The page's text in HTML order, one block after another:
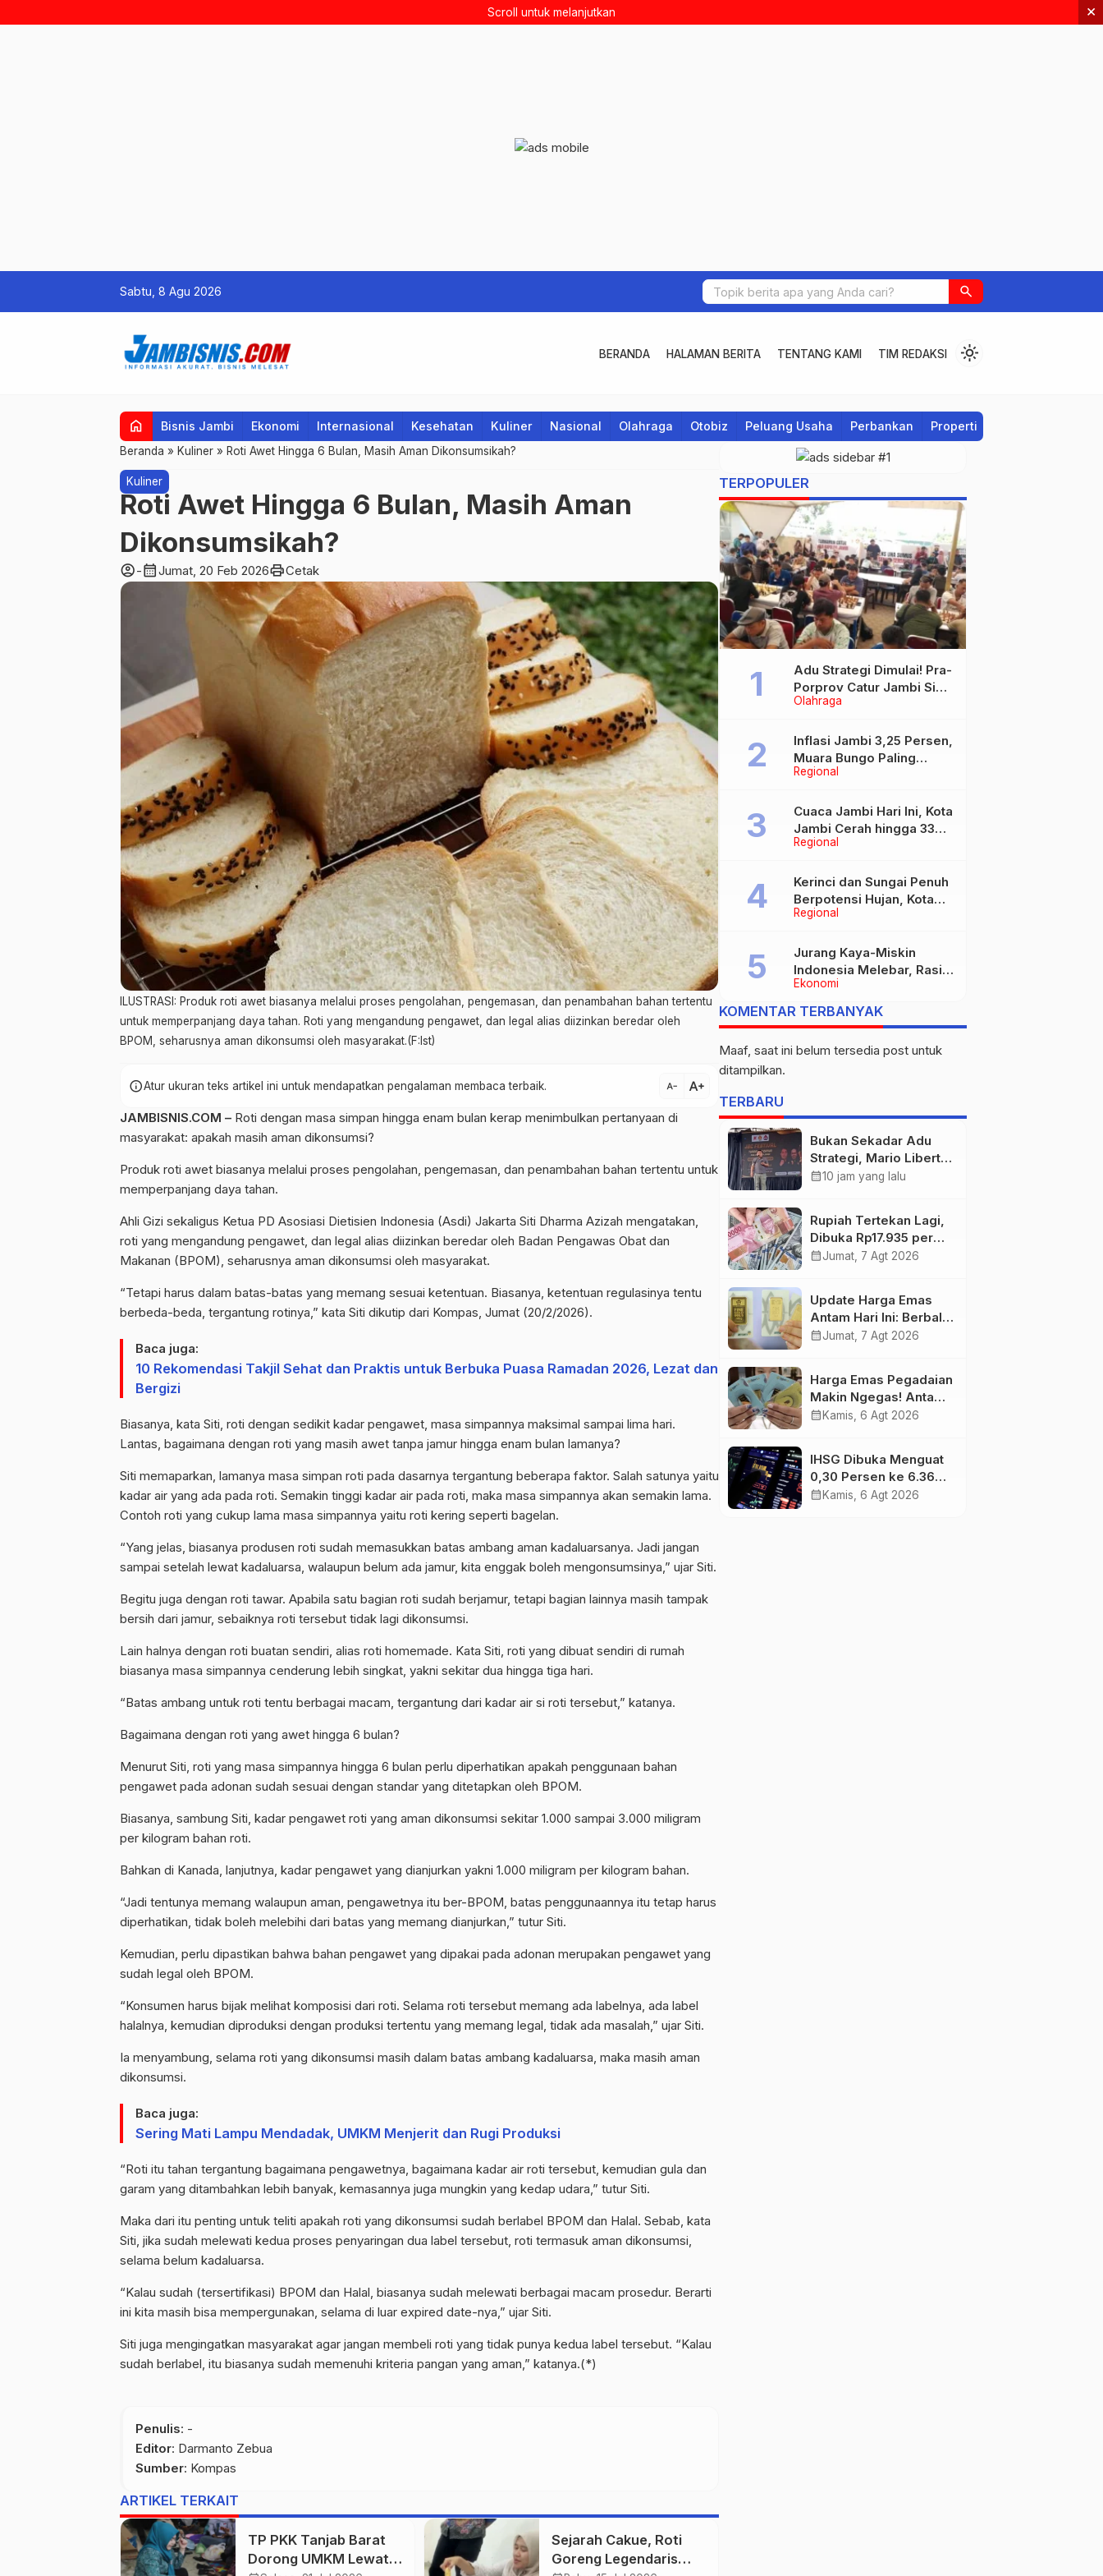
Scroll untuk melanjutkan ×
Sabtu, 8 Agu 2026 search
BERANDA HALAMAN BERITA TENTANG KAMI TIM REDAKSI light_mode
home Bisnis Jambi Ekonomi Internasional Kesehatan Kuliner Nasional Olahraga Otobiz Peluang Usaha Perbankan Properti
Beranda » Kuliner » Roti Awet Hingga 6 Bulan, Masih Aman Dikonsumsikah?
Kuliner
Roti Awet Hingga 6 Bulan, Masih Aman
Dikonsumsikah?
account_circle-calendar_monthJumat, 20 Feb 2026printCetak
ILUSTRASI: Produk roti awet biasanya melalui proses pengolahan, pengemasan, dan penambahan bahan tertentu
untuk memperpanjang daya tahan. Roti yang mengandung pengawet, dan legal alias diizinkan beredar oleh
BPOM, seharusnya aman dikonsumsi oleh masyarakat.(F:Ist)
infoAtur ukuran teks artikel ini untuk mendapatkan pengalaman membaca terbaik. text_decrease text_increase
JAMBISNIS.COM – Roti dengan masa simpan hingga enam bulan kerap menimbulkan pertanyaan di
masyarakat: apakah masih aman dikonsumsi?
Produk roti awet biasanya melalui proses pengolahan, pengemasan, dan penambahan bahan tertentu untuk
memperpanjang daya tahan.
Ahli Gizi sekaligus Ketua PD Asosiasi Dietisien Indonesia (Asdi) Jakarta Siti Dharma Azizah mengatakan,
roti yang mengandung pengawet, dan legal alias diizinkan beredar oleh Badan Pengawas Obat dan
Makanan (BPOM), seharusnya aman dikonsumsi oleh masyarakat.
“Tetapi harus dalam batas-batas yang memang sesuai ketentuan. Biasanya, ketentuan regulasinya tentu
berbeda-beda, tergantung rotinya,” kata Siti dikutip dari Kompas, Jumat (20/2/2026).
Baca juga:
10 Rekomendasi Takjil Sehat dan Praktis untuk Berbuka Puasa Ramadan 2026, Lezat dan
Bergizi
Biasanya, kata Siti, roti dengan sedikit kadar pengawet, masa simpannya maksimal sampai lima hari.
Lantas, bagaimana dengan roti yang masih awet tanpa jamur hingga enam bulan lamanya?
Siti memaparkan, lamanya masa simpan roti pada dasarnya tergantung beberapa faktor. Salah satunya yaitu
kadar air yang ada pada roti. Semakin tinggi kadar air pada roti, maka masa simpannya akan semakin lama.
Contoh roti yang cukup lama masa simpannya yaitu roti kering seperti bagelan.
“Yang jelas, biasanya produsen roti sudah memasukkan batas ambang aman kadaluarsanya. Jadi jangan
sampai setelah lewat kadaluarsa, walaupun belum ada jamur, kita enggak boleh mengonsumsinya,” ujar Siti.
Begitu juga dengan roti tawar. Apabila satu bagian roti sudah berjamur, tetapi bagian lainnya masih tampak
bersih dari jamur, sebaiknya roti tersebut tidak lagi dikonsumsi.
Lain halnya dengan roti buatan sendiri, alias roti homemade. Kata Siti, roti yang dibuat sendiri di rumah
biasanya masa simpannya cenderung lebih singkat, yakni sekitar dua hingga tiga hari.
“Batas ambang untuk roti tentu berbagai macam, tergantung dari kadar air si roti tersebut,” katanya.
Bagaimana dengan roti yang awet hingga 6 bulan?
Menurut Siti, roti yang masa simpannya hingga 6 bulan perlu diperhatikan apakah penggunaan bahan
pengawet pada adonan sudah sesuai dengan standar yang ditetapkan oleh BPOM.
Biasanya, sambung Siti, kadar pengawet roti yang aman dikonsumsi sekitar 1.000 sampai 3.000 miligram
per kilogram bahan roti.
Bahkan di Kanada, lanjutnya, kadar pengawet yang dianjurkan yakni 1.000 miligram per kilogram bahan.
“Jadi tentunya memang walaupun aman, pengawetnya itu ber-BPOM, batas penggunaannya itu tetap harus
diperhatikan, tidak boleh melebihi dari batas yang memang dianjurkan,” tutur Siti.
Kemudian, perlu dipastikan bahwa bahan pengawet yang dipakai pada adonan merupakan pengawet yang
sudah legal oleh BPOM.
“Konsumen harus bijak melihat komposisi dari roti. Selama roti tersebut memang ada labelnya, ada label
halalnya, kemudian diproduksi dengan produksi tertentu yang memang legal, tidak ada masalah,” ujar Siti.
Ia menyambung, selama roti yang dikonsumsi masih dalam batas ambang kadaluarsa, maka masih aman
dikonsumsi.
Baca juga:
Sering Mati Lampu Mendadak, UMKM Menjerit dan Rugi Produksi
“Roti itu tahan tergantung bagaimana pengawetnya, bagaimana kadar air roti tersebut, kemudian gula dan
garam yang ditambahkan lebih banyak, kemasannya juga mungkin yang kedap udara,” tutur Siti.
Maka dari itu penting untuk teliti apakah roti yang dikonsumsi sudah berlabel BPOM dan Halal. Sebab, kata
Siti, jika sudah melewati kedua proses penyaringan dua label tersebut, roti termasuk aman dikonsumsi,
selama belum kadaluarsa.
“Kalau sudah (tersertifikasi) BPOM dan Halal, biasanya sudah melewati berbagai macam prosedur. Berarti
ini kita masih bisa mempergunakan, selama di luar expired date-nya,” ujar Siti.
Siti juga mengingatkan masyarakat agar jangan membeli roti yang tidak punya kedua label tersebut. “Kalau
sudah berlabel, itu biasanya sudah memenuhi kriteria pangan yang aman,” katanya.(*)
Penulis: -
Editor: Darmanto Zebua
Sumber: Kompas
ARTIKEL TERKAIT
TP PKK Tanjab Barat
Dorong UMKM Lewat
Sejarah Cakue, Roti
Goreng Legendaris
TERPOPULER
Olahraga
Adu Strategi Dimulai! Pra-
Porprov Catur Jambi Siap
Digelar, Libatkan 72 Atlet
Regional
Inflasi Jambi 3,25 Persen,
Muara Bungo Paling
Tinggi Capai 4,21 Persen
Regional
Cuaca Jambi Hari Ini, Kota
Jambi Cerah hingga 33
Derajat Celsius
Regional
Kerinci dan Sungai Penuh
Berpotensi Hujan, Kota
Jambi Berawan
Ekonomi
Jurang Kaya-Miskin
Indonesia Melebar, Rasio
Gini Naik Jadi 0,368 pada
Maret 2026
KOMENTAR TERBANYAK
Maaf, saat ini belum tersedia post untuk
ditampilkan.
TERBARU
Bukan Sekadar Adu
Strategi, Mario Liberty
Siregar Buka
calendar_month10 jam yang lalu
Rupiah Tertekan Lagi,
Dibuka Rp17.935 per
Dolar AS
calendar_monthJumat, 7 Agt 2026
Update Harga Emas
Antam Hari Ini: Berbalik
Arah! Anjlok Rp29.000
calendar_monthJumat, 7 Agt 2026
Harga Emas Pegadaian
Makin Ngegas! Antam
Tembus Rp2,787 Juta
calendar_month Kamis, 6 Agt 2026
IHSG Dibuka Menguat
0,30 Persen ke 6.369,
Saham Emas dan
calendar_month Kamis, 6 Agt 2026